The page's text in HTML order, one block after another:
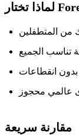
مقارنة سريعة